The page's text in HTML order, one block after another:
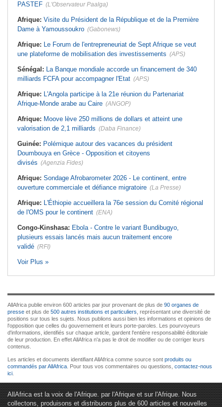
PASTEF (L'Observateur Paalga)
Afrique: Visite du Président de la République et de la Première
Dame à Yamoussoukro (Gabonews)
Afrique: Le Forum de l'entrepreneuriat de Sept Afrique se veut
une plateforme de mobilisation des investissements (APS)
Sénégal: La Banque mondiale accorde un financement de 340
milliards FCFA pour accompagner l'Etat (APS)
Afrique: L'Angola participe à la 21e réunion du Partenariat
Afrique-Monde arabe au Caire (ANGOP)
Afrique: Moove lève 250 millions de dollars et atteint une
valorisation de 2,1 milliards (Daba Finance)
Guinée: Polémique autour des vacances du président
Doumbouya en Grèce - Opposition et citoyens
divisés (Agenzia Fides)
Afrique: Sondage Afrobarometer 2026 - Le continent, entre
ouverture commerciale et défiance migratoire (La Presse)
Afrique: L'Éthiopie accueillera la 76e session du Comité régional
de l'OMS pour le continent (ENA)
Congo-Kinshasa: Ebola - Contre le variant Bundibugyo,
plusieurs essais lancés mais aucun traitement encore
validé (RFI)
Voir Plus »
AllAfrica publie environ 600 articles par jour provenant de plus de 90 organes de
presse et plus de 500 autres institutions et particuliers , représentant une diversité de
positions sur tous les sujets. Nous publions aussi bien les informations et opinions de
l'opposition que celles du gouvernement et leurs porte-paroles. Les pourvoyeurs
d'informations, identifiés sur chaque article, gardent l'entière responsabilité éditoriale
de leur production. En effet AllAfrica n'a pas le droit de modifier ou de corriger leurs
contenus.
Les articles et documents identifiant AllAfrica comme source sont produits ou
commandés par AllAfrica . Pour tous vos commentaires ou questions, contactez-nous
ici
AllAfrica est la voix de l'Afrique. par l'Afrique et sur l'Afrique. Nous
collectons, produisons et distribuons plus de 600 articles et nouvelles